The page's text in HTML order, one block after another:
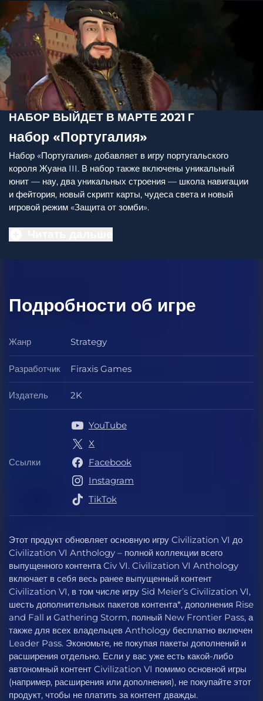
НАБОР ВЫЙДЕТ В МАРТЕ 2021 Г
набор «Португалия»
Набор «Португалия» добавляет в игру португальского
короля Жуана III. В набор также включены уникальный
юнит — нау, два уникальных строения — школа навигации
и фейтория, новый скрипт карты, чудеса света и новый
игровой режим «Защита от зомби».
Подробности об игре
Этот продукт обновляет основную игру Civilization VI до
Civilization VI Anthology – полной коллекции всего
выпущенного контента Civ VI. Civilization VI Anthology
включает в себя весь ранее выпущенный контент
Civilization VI, в том числе игру Sid Meier’s Civilization VI,
шесть дополнительных пакетов контента*, дополнения Rise
and Fall и Gathering Storm, полный New Frontier Pass, а
также для всех владельцев Anthology бесплатно включен
Leader Pass. Экономьте, не покупая пакеты дополнений и
расширения отдельно. Если у вас уже есть какой-либо
автономный контент Civilization VI помимо основной игры
(например, расширения или дополнения), не покупайте этот
продукт, чтобы не платить за контент дважды.
Жанр Жанр
Strategy
Разработчик Разработчик
Firaxis Games
Издатель Издатель
2K
Ссылки Ссылки
YouTube
X
Facebook
Instagram
TikTok